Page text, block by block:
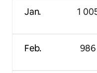
Jan.
Feb.
1
986